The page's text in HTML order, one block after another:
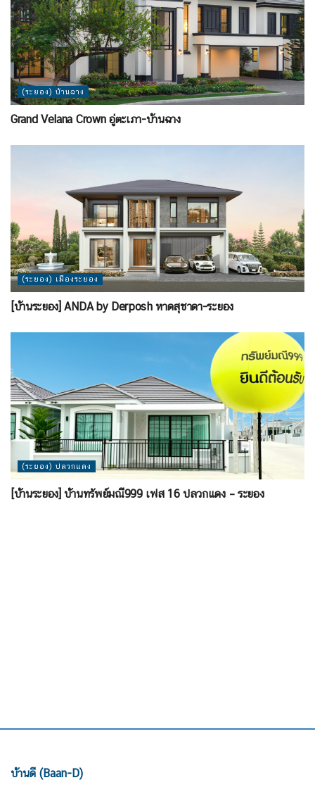
(ระยอง) บ้านฉาง
Grand Velana Crown อู่ตะเภา-บ้านฉาง
(ระยอง) เมืองระยอง
[บ้านระยอง] ANDA by Derposh หาดสุชาดา-ระยอง
(ระยอง) ปลวกแดง
[บ้านระยอง] บ้านทรัพย์มณี999 เฟส 16 ปลวกแดง – ระยอง
บ้านดี (Baan-D)